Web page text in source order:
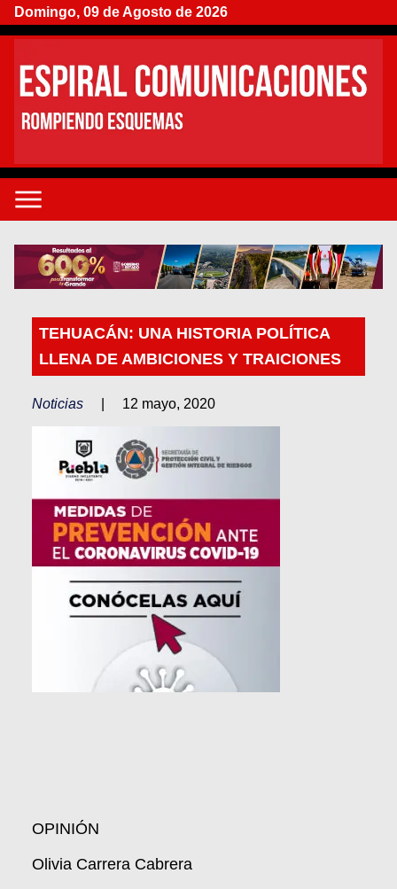
Domingo, 09 de Agosto de 2026
TEHUACÁN: UNA HISTORIA POLÍTICA
LLENA DE AMBICIONES Y TRAICIONES
Noticias 12 mayo, 2020
OPINIÓN
Olivia Carrera Cabrera